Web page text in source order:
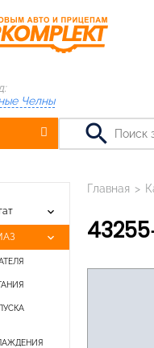
Челны
search
keyboard_arrow_down
keyboard_arrow_down
Главная >